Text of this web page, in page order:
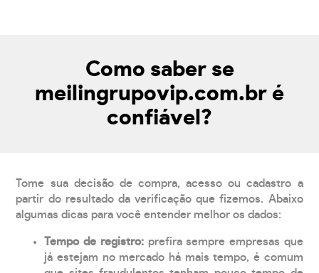
Como saber se
meilingrupovip.com.br é
confiável?
Tome sua decisão de compra, acesso ou cadastro a
partir do resultado da verificação que fizemos. Abaixo
algumas dicas para você entender melhor os dados:
Tempo de registro: prefira sempre empresas que
já estejam no mercado há mais tempo, é comum